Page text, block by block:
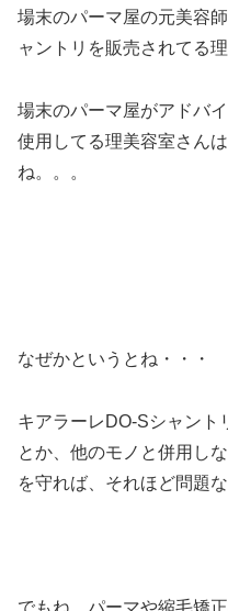
場末のパーマ屋の元美容
ャントリを販売されてる
場末のパーマ屋がアドバ
使用してる理美容室さん
ね。。。
なぜかというとね・・・
キアラーレDO-Sシャント
とか、他のモノと併用し
を守れば、それほど問題